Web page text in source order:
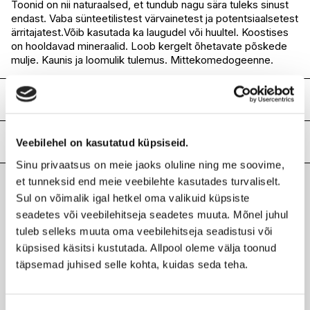
Veebilehel on kasutatud küpsiseid.
Sinu privaatsus on meie jaoks oluline ning me soovime,
et tunneksid end meie veebilehte kasutades turvaliselt.
Sul on võimalik igal hetkel oma valikuid küpsiste
seadetes või veebilehitseja seadetes muuta. Mõnel juhul
tuleb selleks muuta oma veebilehitseja seadistusi või
küpsised käsitsi kustutada. Allpool oleme välja toonud
täpsemad juhised selle kohta, kuidas seda teha.
I.L.U. Rocca
Ei ole saadaval
I.L.U. Lõunakeskus
Ei ole saadaval
I.L.U. Pärnu
Ei ole saadaval
Toonid on nii naturaalsed, et tundub nagu sära tuleks sinust
endast. Vaba sünteetilistest värvainetest ja potentsiaalsetest
ärritajatest.Võib kasutada ka laugudel või huultel. Koostises
on hooldavad mineraalid. Loob kergelt õhetavate põskede
mulje. Kaunis ja loomulik tulemus. Mittekomedogeenne.
Koostis
Pink
Stearoyl Stearate, Caprylic/Capric
Triglyceride, Boron Nitride, Simmondsia Chinensis (Jojoba)
Seed Oil, Punica Granatum Seed Oil,
Pinus Strobus Bark Extract, Butyrospermum Parkii (Shea)
Butter, Caprylyl Glycol, Zinc Stearate,
Triethoxycaprylylsilane. [+/-]: Iron Oxides (CI 77491, CI
77492, CI 77499), Titanium Dioxide (CI
77891), Bismuth Oxychloride (CI 77163), Manganese Violet
Lisainfo
Kaubamärk
JANE IREDALE
Ribakood
0670959115492
Viimati vaadatud tooted